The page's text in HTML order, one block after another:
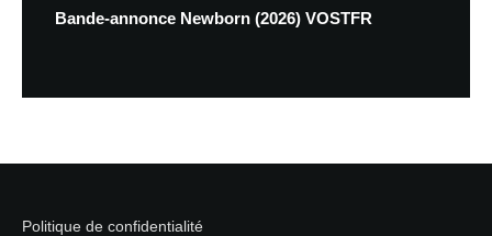
Bande-annonce Newborn (2026) VOSTFR
Politique de confidentialité